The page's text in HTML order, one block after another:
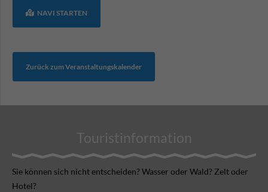
NAVI STARTEN
Zurück zum Veranstaltungskalender
Touristinformation
Sie können sich nicht ent­scheiden? Wasser oder Wald? Zelt oder
Hotel?